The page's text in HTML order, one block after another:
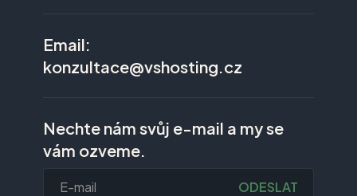
Email:
konzultace@vshosting.cz
Nechte nám svůj e-mail a my se
vám ozveme.
ODESLAT